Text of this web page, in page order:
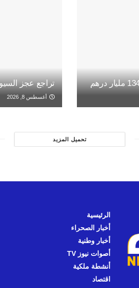
تراجع عجز السيولة
أغسطس 8, 2026
تحميل المزيد
الرئيسية
أخبار الصحراء
أخبار وطنية
أصوات نيوز TV
أنشطة ملكية
اقتصاد